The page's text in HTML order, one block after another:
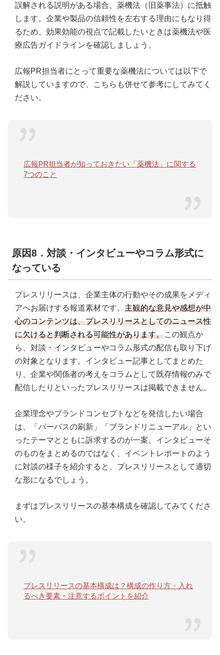
誤解される説明がある場合、薬機法（旧薬事法）に抵触
します。企業や製品の信頼性を左右する理由にもなり得
るため、効果効能の視点で記載したいときは薬機法や医
療広告ガイドラインを確認しましょう。
広報PR担当者にとって重要な薬機法については以下で
解説していますので、こちらも併せて参考にしてみてく
ださい。
広報PR担当者が知っておきたい「薬機法」に関する
7つのこと
原因8．対談・インタビューやコラム形式に
なっている
プレスリリースは、企業主体の行動やその成果をメディ
アへお届けする報道素材です。 主観的な意見や感想が中
心のコンテンツは、プレスリリースとしてのニュース性
に欠けると判断される可能性があります。この観点か
ら、対談・インタビューやコラム形式の配信も取り下げ
の対象となります。インタビュー記事としてまとめた
り、企業や関係者の考えをコラムとして既存情報のみで
配信したりといったプレスリリースは掲載できません。
企業理念やブランドコンセプトなどを発信したい場合
は、「パーパスの刷新」「ブランドリニューアル」とい
ったテーマとともに訴求するのが一案。インタビューそ
のものをまとめるのではなく、イベントレポートのよう
に対談の様子を紹介すると、プレスリリースとして適切
な形になるでしょう。
まずはプレスリリースの基本構成を確認してみてくださ
い。
プレスリリースの基本構成は？構成の作り方・入れ
るべき要素・注意するポイントを紹介